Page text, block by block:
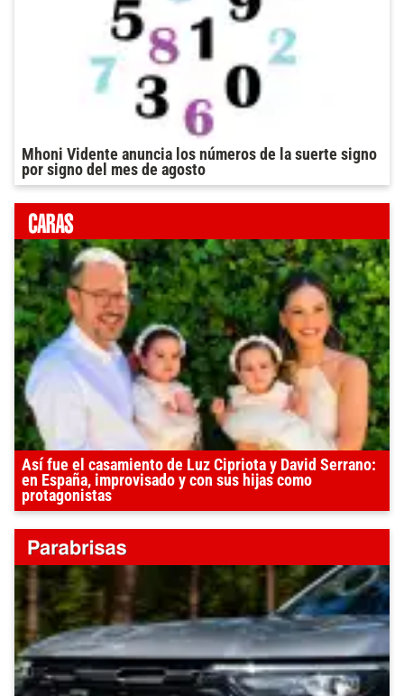
Mhoni Vidente anuncia los números de la suerte signo
por signo del mes de agosto
Así fue el casamiento de Luz Cipriota y David Serrano:
en España, improvisado y con sus hijas como
protagonistas